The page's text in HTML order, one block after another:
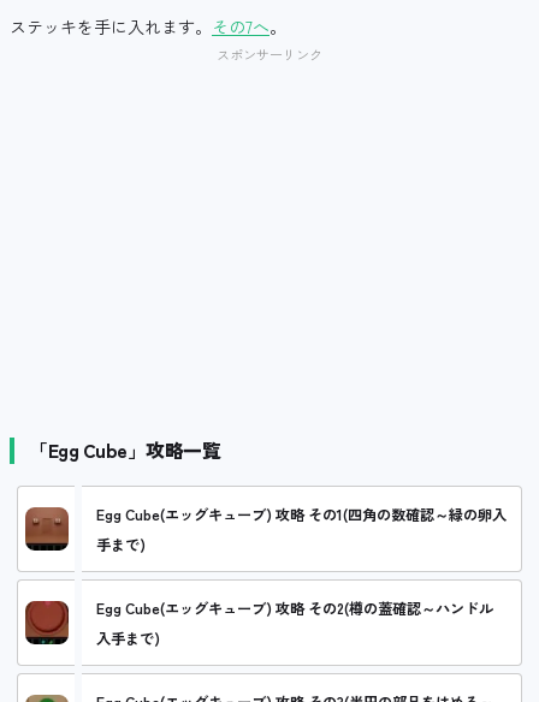
ステッキを手に入れます。 その7へ。
スポンサーリンク
「Egg Cube」攻略一覧
Egg Cube(エッグキューブ) 攻略 その1(四角の数確認～緑の卵入
手まで)
Egg Cube(エッグキューブ) 攻略 その2(樽の蓋確認～ハンドル
入手まで)